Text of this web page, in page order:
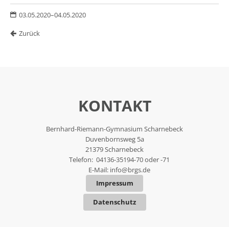
03.05.2020–04.05.2020
Zurück
KONTAKT
Bernhard-Riemann-Gymnasium Scharnebeck
Duvenbornsweg 5a
21379 Scharnebeck
Telefon: 04136-35194-70 oder -71
E-Mail: info@brgs.de
Impressum
Datenschutz